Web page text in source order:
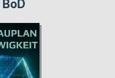
BoD